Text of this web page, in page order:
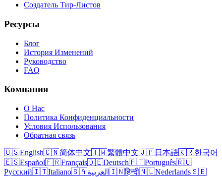
Создатель Тир-Листов
Ресурсы
Блог
История Изменений
Руководство
FAQ
Компания
О Нас
Политика Конфиденциальности
Условия Использования
Обратная связь
🇺🇸English🇨🇳简体中文🇹🇼繁體中文🇯🇵日本語🇰🇷한국어
🇪🇸Español🇫🇷Français🇩🇪Deutsch🇵🇹Português🇷🇺
Русский🇮🇹Italiano🇸🇦العربية 🇮🇳हिन्दी🇳🇱Nederlands🇸🇪